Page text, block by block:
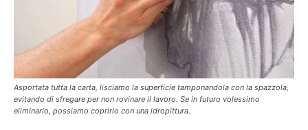
Asportata tutta la carta, lisciamo la superficie tamponandola con la spazzola,
evitando di sfregare per non rovinare il lavoro. Se in futuro volessimo
eliminarlo, possiamo coprirlo con una idropittura.